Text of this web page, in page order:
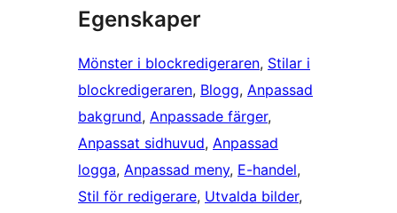
Egenskaper
Mönster i blockredigeraren, Stilar i
blockredigeraren, Blogg, Anpassad
bakgrund, Anpassade färger
Anpassat sidhuvud, Anpassad
logga, Anpassad meny, E-handel
Stil för redigerare, Utvalda bilder